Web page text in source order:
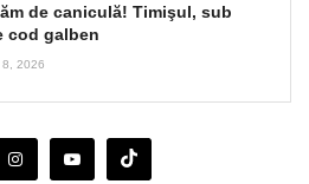
de caniculă! Timişul, sub
cod galben
8, 2026